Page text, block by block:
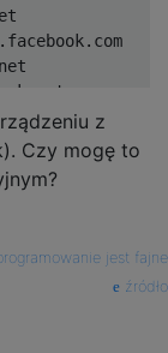
z
Czy mogę to
jest fajne
źródło